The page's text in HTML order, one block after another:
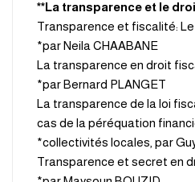
.Transparence et fiscalité: Le
par Neila CHAABANE*
.La transparence en droit
par Bernard PLANGET*
.La transparence de la loi
cas de la péréquation
collectivités locales, par
.Transparence et secret en